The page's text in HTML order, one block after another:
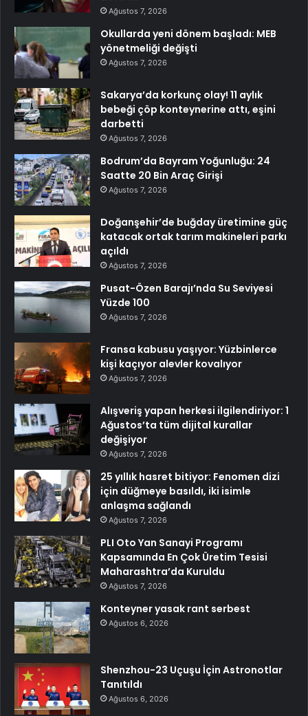
Ağustos 7, 2026
Okullarda yeni dönem başladı: MEB
yönetmeliği değişti
Ağustos 7, 2026
Sakarya’da korkunç olay! 11 aylık
bebeği çöp konteynerine attı, eşini
darbetti
Ağustos 7, 2026
Bodrum’da Bayram Yoğunluğu: 24
Saatte 20 Bin Araç Girişi
Ağustos 7, 2026
Doğanşehir’de buğday üretimine güç
katacak ortak tarım makineleri parkı
açıldı
Ağustos 7, 2026
Pusat-Özen Barajı’nda Su Seviyesi
Yüzde 100
Ağustos 7, 2026
Fransa kabusu yaşıyor: Yüzbinlerce
kişi kaçıyor alevler kovalıyor
Ağustos 7, 2026
Alışveriş yapan herkesi ilgilendiriyor: 1
Ağustos’ta tüm dijital kurallar
değişiyor
Ağustos 7, 2026
25 yıllık hasret bitiyor: Fenomen dizi
için düğmeye basıldı, iki isimle
anlaşma sağlandı
Ağustos 7, 2026
PLI Oto Yan Sanayi Programı
Kapsamında En Çok Üretim Tesisi
Maharashtra’da Kuruldu
Ağustos 7, 2026
Konteyner yasak rant serbest
Ağustos 6, 2026
Shenzhou-23 Uçuşu İçin Astronotlar
Tanıtıldı
Ağustos 6, 2026